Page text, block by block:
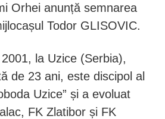
Orhei anunță semnarea
Todor GLISOVIC.
la Uzice (Serbia),
de 23 ani, este discipol al
Uzice” și a evoluat
FK Zlatibor și FK